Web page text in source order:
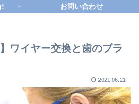
お問い合わせ
ワイヤー交換と歯のブラ
2021.06.21